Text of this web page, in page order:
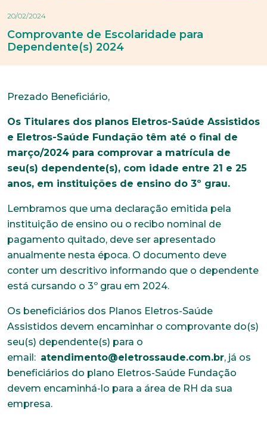
20/02/2024
Comprovante de Escolaridade para
Dependente(s) 2024
Prezado Beneficiário,
Os Titulares dos planos Eletros-Saúde Assistidos
e Eletros-Saúde Fundação têm até o final de
março/2024 para comprovar a matrícula de
seu(s) dependente(s), com idade entre 21 e 25
anos, em instituições de ensino do 3º grau.
Lembramos que uma declaração emitida pela
instituição de ensino ou o recibo nominal de
pagamento quitado, deve ser apresentado
anualmente nesta época. O documento deve
conter um descritivo informando que o dependente
está cursando o 3º grau em 2024.
Os beneficiários dos Planos Eletros-Saúde
Assistidos devem encaminhar o comprovante do(s)
seu(s) dependente(s) para o
email: atendimento@eletrossaude.com.br, já os
beneficiários do plano Eletros-Saúde Fundação
devem encaminhá-lo para a área de RH da sua
empresa.